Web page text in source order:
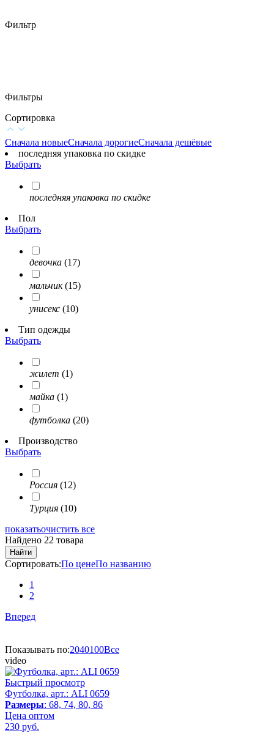
Фильтр
Фильтры
Сортировка
Сначала новыеСначала дорогиеСначала дешёвые
последняя упаковка по скидке
Выбрать
последняя упаковка по скидке
Пол
Выбрать
девочка (17)
мальчик(15)
унисекс (10)
Тип одежды
Выбрать
жилет (1)
майка (1)
футболка (20)
Производство
Выбрать
Россия (12)
Турция (10)
показатьочистить все
Найдено 22 товара
Найти
Сортировать:По ценеПо названию
1
2
Вперед
Показывать по:2040100Все
video
Быстрый просмотр
Футболка, арт.: ALI 0659
Размеры: 68, 74, 80, 86
Цена оптом
230 руб.